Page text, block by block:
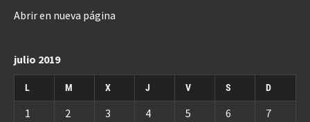
Abrir en nueva página
julio 2019
L M X J V S D
1 2 3 4 5 6 7